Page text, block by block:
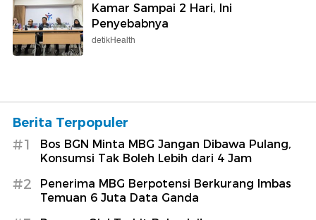
Kamar Sampai 2 Hari, Ini
Penyebabnya
detikHealth
Berita Terpopuler
#1
Bos BGN Minta MBG Jangan Dibawa Pulang,
Konsumsi Tak Boleh Lebih dari 4 Jam
#2
Penerima MBG Berpotensi Berkurang Imbas
Temuan 6 Juta Data Ganda